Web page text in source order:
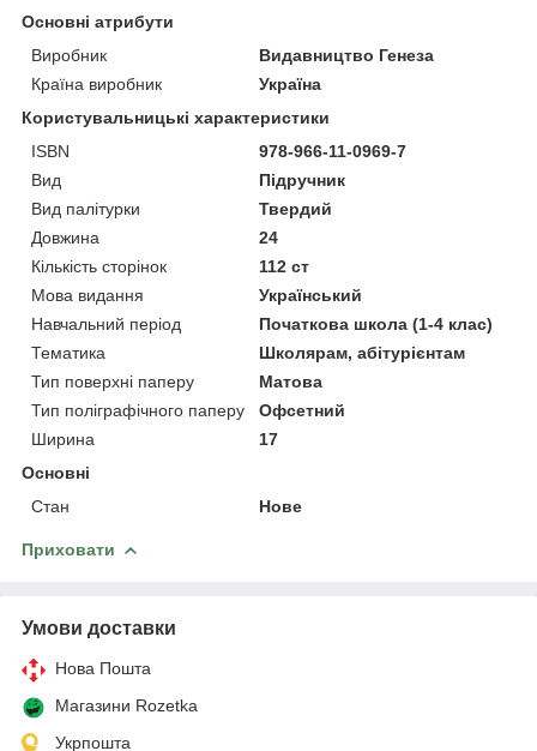
Основні атрибути
Виробник
Видавництво Генеза
Країна виробник
Україна
Користувальницькі характеристики
ISBN
978-966-11-0969-7
Вид
Підручник
Вид палітурки
Твердий
Довжина
24
Кількість сторінок
112 ст
Мова видання
Український
Навчальний період
Початкова школа (1-4 клас)
Тематика
Школярам, абітурієнтам
Тип поверхні паперу
Матова
Тип поліграфічного паперу
Офсетний
Ширина
17
Основні
Стан
Нове
Приховати
Умови доставки
Нова Пошта
Магазини Rozetka
Укрпошта